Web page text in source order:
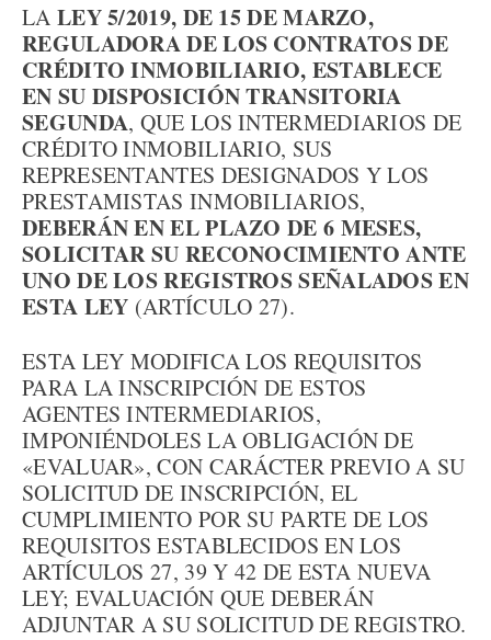
LA LEY 5/2019, DE 15 DE MARZO,
REGULADORA DE LOS CONTRATOS DE
CRÉDITO INMOBILIARIO, ESTABLECE
EN SU DISPOSICIÓN TRANSITORIA
SEGUNDA, QUE LOS INTERMEDIARIOS DE
CRÉDITO INMOBILIARIO, SUS
REPRESENTANTES DESIGNADOS Y LOS
PRESTAMISTAS INMOBILIARIOS,
DEBERÁN EN EL PLAZO DE 6 MESES,
SOLICITAR SU RECONOCIMIENTO ANTE
UNO DE LOS REGISTROS SEÑALADOS EN
ESTA LEY (ARTÍCULO 27).
ESTA LEY MODIFICA LOS REQUISITOS
PARA LA INSCRIPCIÓN DE ESTOS
AGENTES INTERMEDIARIOS,
IMPONIÉNDOLES LA OBLIGACIÓN DE
«EVALUAR», CON CARÁCTER PREVIO A SU
SOLICITUD DE INSCRIPCIÓN, EL
CUMPLIMIENTO POR SU PARTE DE LOS
REQUISITOS ESTABLECIDOS EN LOS
ARTÍCULOS 27, 39 Y 42 DE ESTA NUEVA
LEY; EVALUACIÓN QUE DEBERÁN
ADJUNTAR A SU SOLICITUD DE REGISTRO.